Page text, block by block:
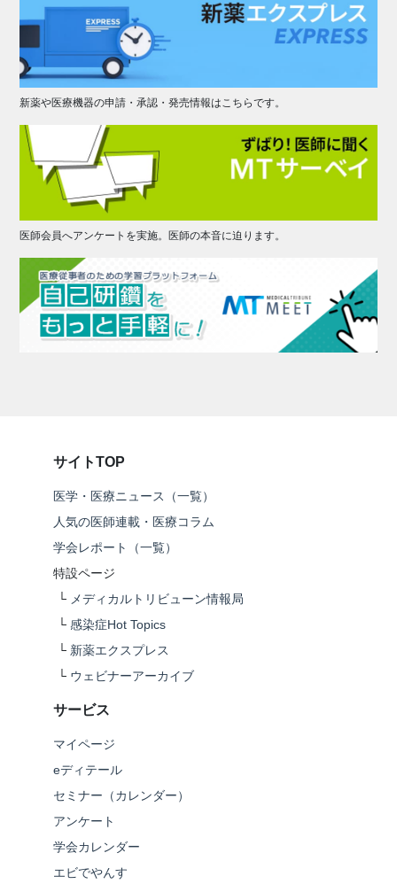
新薬や医療機器の申請・承認・発売情報はこちらです。
医師会員へアンケートを実施。医師の本音に迫ります。
サイトTOP
医学・医療ニュース（一覧）
人気の医師連載・医療コラム
学会レポート（一覧）
特設ページ
└ メディカルトリビューン情報局
└ 感染症Hot Topics
└ 新薬エクスプレス
└ ウェビナーアーカイブ
サービス
マイページ
eディテール
セミナー（カレンダー）
アンケート
学会カレンダー
エビでやんす